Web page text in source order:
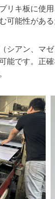
リキ板に使
可能性があ
シアン、マ
能です。正